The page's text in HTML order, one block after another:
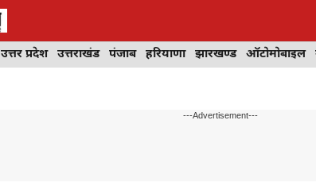
उत्तर प्रदेश उत्तराखंड पंजाब हरियाणा झारखण्ड ऑटोमोबाइल
---Advertisement---